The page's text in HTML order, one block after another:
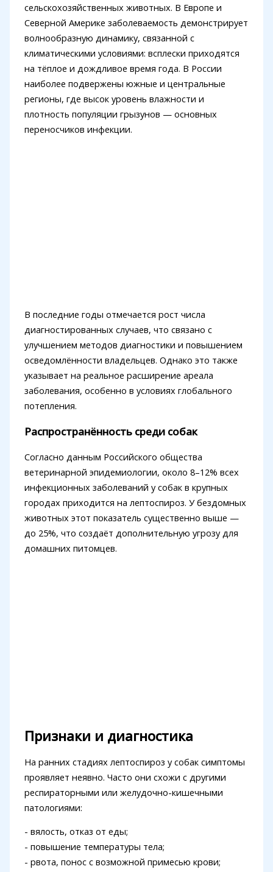
сельскохозяйственных животных. В Европе и
Северной Америке заболеваемость демонстрирует
волнообразную динамику, связанной с
климатическими условиями: всплески приходятся
на тёплое и дождливое время года. В России
наиболее подвержены южные и центральные
регионы, где высок уровень влажности и
плотность популяции грызунов — основных
переносчиков инфекции.
В последние годы отмечается рост числа
диагностированных случаев, что связано с
улучшением методов диагностики и повышением
осведомлённости владельцев. Однако это также
указывает на реальное расширение ареала
заболевания, особенно в условиях глобального
потепления.
Распространённость среди собак
Согласно данным Российского общества
ветеринарной эпидемиологии, около 8–12% всех
инфекционных заболеваний у собак в крупных
городах приходится на лептоспироз. У бездомных
животных этот показатель существенно выше —
до 25%, что создаёт дополнительную угрозу для
домашних питомцев.
Признаки и диагностика
На ранних стадиях лептоспироз у собак симптомы
проявляет неявно. Часто они схожи с другими
респираторными или желудочно-кишечными
патологиями:
- вялость, отказ от еды;
- повышение температуры тела;
- рвота, понос с возможной примесью крови;